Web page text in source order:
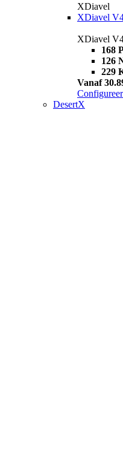
XDiavel
XDiavel
XDiavel
168
126
229
Vanaf
Configureer
DesertX